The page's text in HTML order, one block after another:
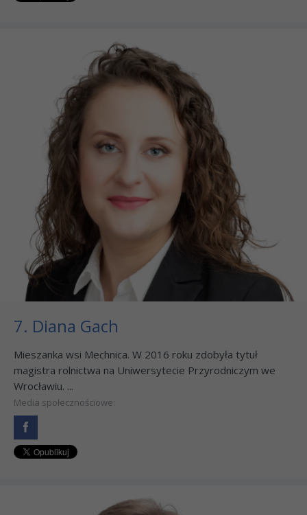
7. Diana Gach
Mieszanka wsi Mechnica. W 2016 roku zdobyła tytuł
magistra rolnictwa na Uniwersytecie Przyrodniczym we
Wrocławiu. ...
Media społecznościowe: